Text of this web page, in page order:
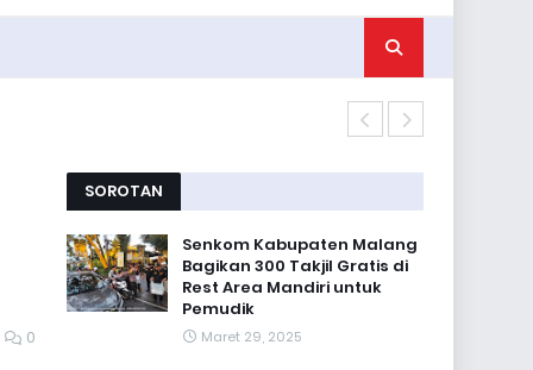
0
SOROTAN
Senkom Kabupaten Malang
Bagikan 300 Takjil Gratis di
Rest Area Mandiri untuk
Pemudik
Maret 29, 2025